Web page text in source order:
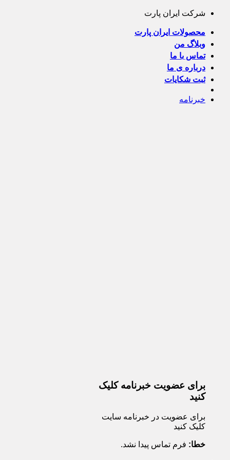
Skip
content
شرکت ایران پارت
محصولات ایران پارت
وبلاگ من
تماس با ما
درباره ی ما
ثبت شکایات
خبرنامه
برای عضویت خبرنامه کلیک
کنید
برای عضویت در خبرنامه سایت
کلیک کنید
خطا: فرم تماس پیدا نشد.